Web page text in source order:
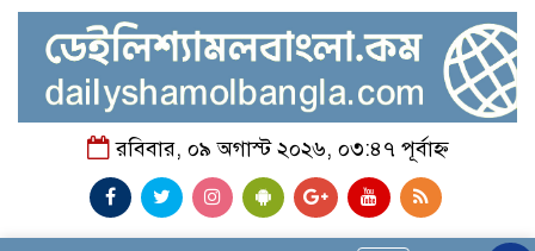
রবিবার, ০৯ অগাস্ট ২০২৬, ০৩:৪৭ পূর্বাহ্ন